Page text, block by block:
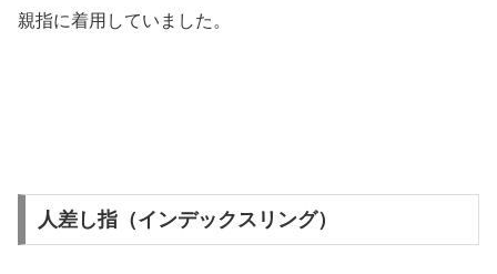
親指に着用していました。
人差し指（インデックスリング）